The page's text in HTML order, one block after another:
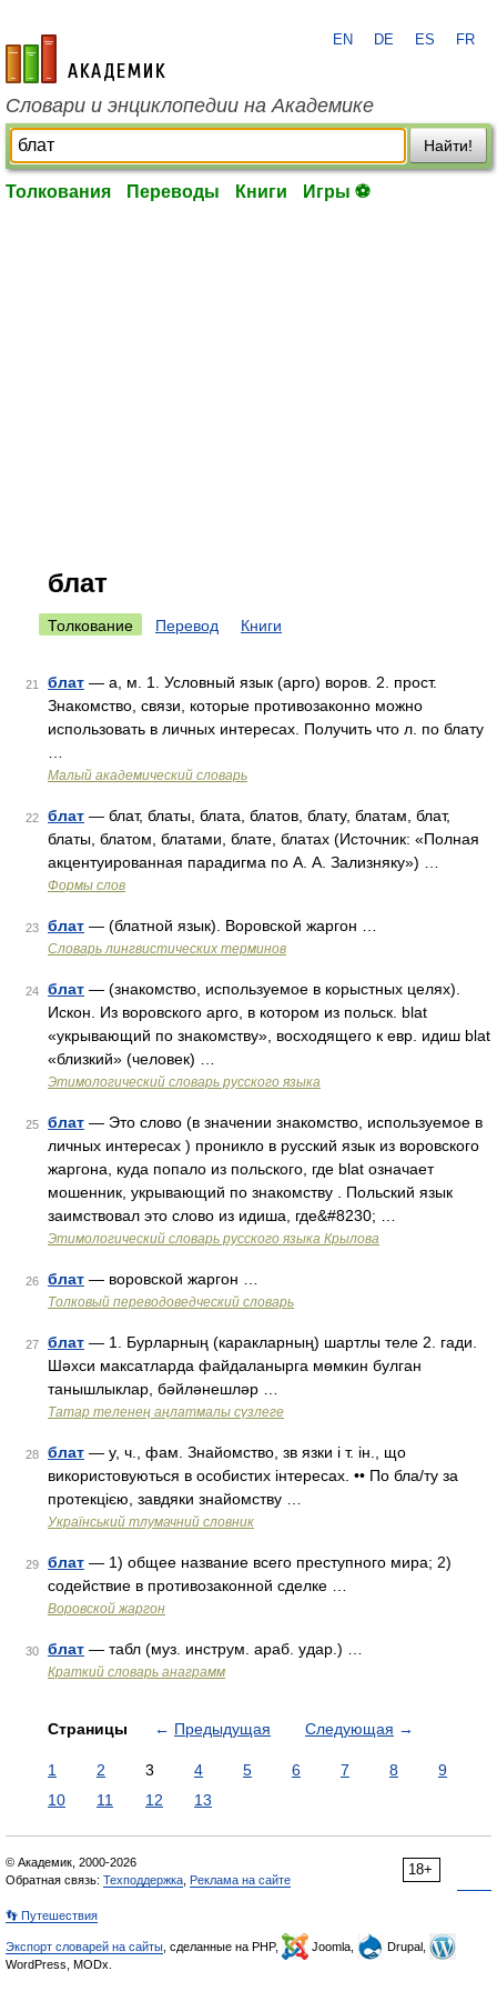
academic.ru
EN DE ES FR
Словари и энциклопедии на Академике
Найти!
Толкования Переводы Книги Игры ⚽
блат
Толкование Перевод Книги
21 блат — а, м. 1. Условный язык (арго) воров. 2. прост.
Знакомство, связи, которые противозаконно можно
использовать в личных интересах. Получить что л. по блату
Малый академический словарь
22 блат — блат, блаты, блата, блатов, блату, блатам, блат,
блаты, блатом, блатами, блате, блатах (Источник: «Полная
акцентуированная парадигма по А. А. Зализняку») …
Формы слов
23 блат — (блатной язык). Воровской жаргон …
Словарь лингвистических терминов
24 блат — (знакомство, используемое в корыстных целях).
Искон. Из воровского арго, в котором из польск. blat
«укрывающий по знакомству», восходящего к евр. идиш blat
«близкий» (человек) …
Этимологический словарь русского языка
25 блат — Это слово (в значении знакомство, используемое в
личных интересах ) проникло в русский язык из воровского
жаргона, куда попало из польского, где blat означает
мошенник, укрывающий по знакомству . Польский язык
заимствовал это слово из идиша, где&#8230; …
Этимологический словарь русского языка Крылова
26 блат — воровской жаргон …
Толковый переводоведческий словарь
27 блат — 1. Бурларның (каракларның) шартлы теле 2. гади.
Шәхси максатларда файдаланырга мөмкин булган
танышлыклар, бәйләнешләр …
Татар теленең аңлатмалы сүзлеге
28 блат — у, ч., фам. Знайомство, зв язки і т. ін., що
використовуються в особистих інтересах. •• По бла/ту за
протекцією, завдяки знайомству …
Український тлумачний словник
29 блат — 1) общее название всего преступного мира; 2)
содействие в противозаконной сделке …
Воровской жаргон
30 блат — табл (муз. инструм. араб. удар.) …
Краткий словарь анаграмм
Страницы ← Предыдущая Следующая →
1 2 3 4 5 6 7 8
9
10
11 12 13
18+
© Академик, 2000-2026
Обратная связь: Техподдержка Реклама на сайте
👣 Путешествия
Экспорт словарей на сайты , сделанные на PHP, Joomla,
Drupal,
WordPress, MODx.